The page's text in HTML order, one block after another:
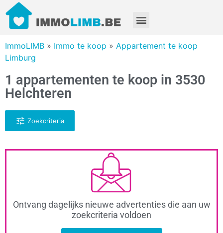
ImmoLIMB » Immo te koop » Appartement te koop
Limburg
1 appartementen te koop in 3530
Helchteren
Zoekcriteria
Ontvang dagelijks nieuwe advertenties die aan uw
zoekcriteria voldoen